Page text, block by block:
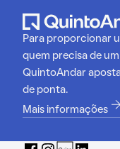
Para proporcionar
quem precisa de
QuintoAndar
de ponta.
Mais informações